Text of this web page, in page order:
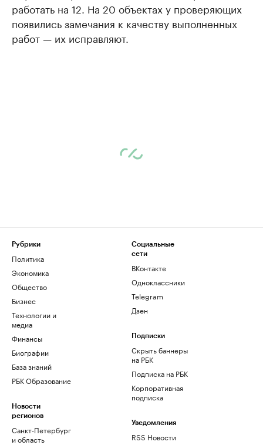
работать на 12. На 20 объектах у проверяющих
появились замечания к качеству выполненных
работ — их исправляют.
Рубрики
Политика
Экономика
Общество
Бизнес
Технологии и
медиа
Финансы
Биографии
База знаний
РБК Образование
Новости
регионов
Санкт-Петербург
и область
Социальные
сети
ВКонтакте
Одноклассники
Telegram
Дзен
Подписки
Скрыть баннеры
на РБК
Подписка на РБК
Корпоративная
подписка
Уведомления
RSS Новости